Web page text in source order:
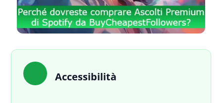
Accessibilità